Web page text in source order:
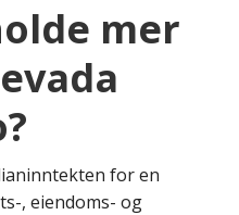
mer
for en
, eiendoms- og